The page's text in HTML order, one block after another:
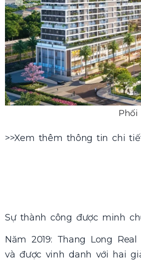
Phối
>>Xem thêm thông tin chi
Sự thành công được minh
Năm 2019: Thang Long
và được vinh danh với hai